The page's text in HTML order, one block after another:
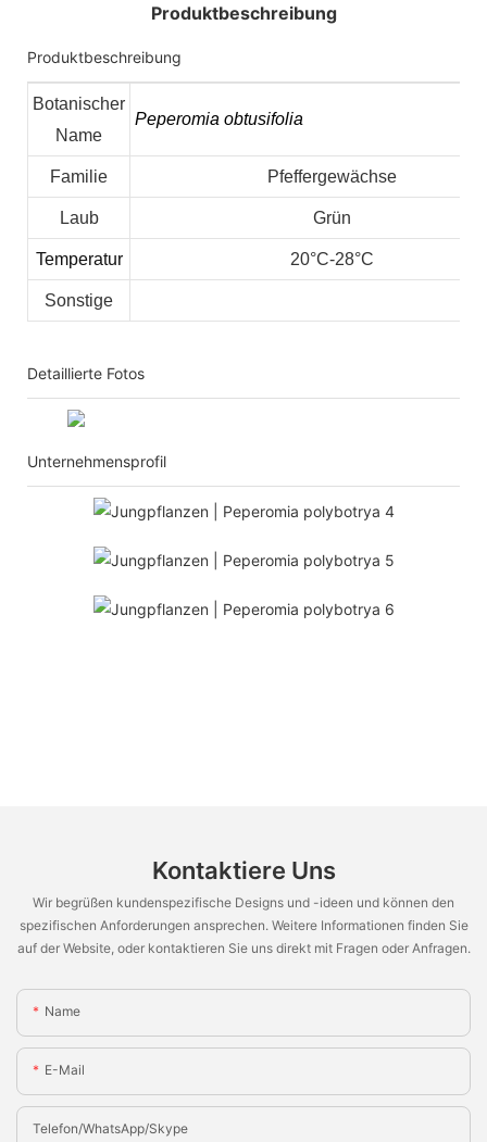
Produktbeschreibung
Produktbeschreibung
Botanischer
Name
Peperomia obtusifolia
Familie Pfeffergewächse
Laub Grün
Temperatur 20°C-28°C
Sonstige
Detaillierte Fotos
Unternehmensprofil
Kontaktiere Uns
Wir begrüßen kundenspezifische Designs und -ideen und können den
spezifischen Anforderungen ansprechen. Weitere Informationen finden Sie
auf der Website, oder kontaktieren Sie uns direkt mit Fragen oder Anfragen.
Name
E-Mail
Telefon/WhatsApp/Skype